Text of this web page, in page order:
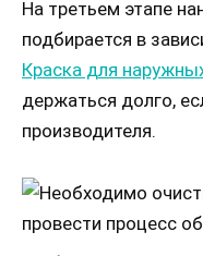
На третьем этапе
подбирается в
Краска для
держаться долго,
производителя.